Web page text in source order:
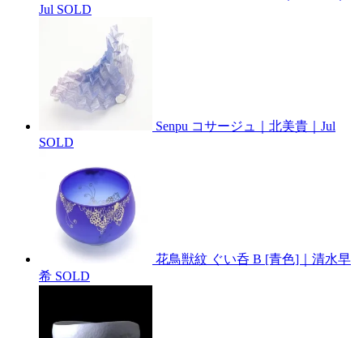
Jul SOLD
Senpu コサージュ｜北美貴｜Jul
SOLD
花鳥獣紋 ぐい呑 B [青色]｜清水早
希 SOLD